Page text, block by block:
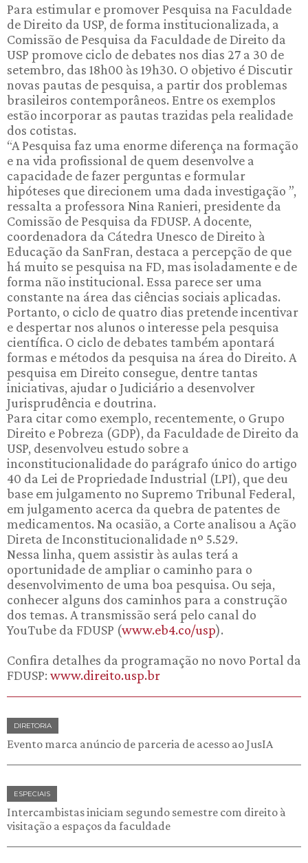
Para estimular e promover Pesquisa na Faculdade
de Direito da USP, de forma institucionalizada, a
Comissão de Pesquisa da Faculdade de Direito da
USP promove ciclo de debates nos dias 27 a 30 de
setembro, das 18h00 às 19h30. O objetivo é Discutir
novas pautas de pesquisa, a partir dos problemas
brasileiros contemporâneos. Entre os exemplos
estão incorporar as pautas trazidas pela realidade
dos cotistas.
“A Pesquisa faz uma enorme diferença na formação
e na vida profissional de quem desenvolve a
capacidade de fazer perguntas e formular
hipóteses que direcionem uma dada investigação ”,
ressalta a professora Nina Ranieri, presidente da
Comissão de Pesquisa da FDUSP. A docente,
coordenadora da Cátedra Unesco de Direito à
Educação da SanFran, destaca a percepção de que
há muito se pesquisa na FD, mas isoladamente e de
forma não institucional. Essa parece ser uma
constante na área das ciências sociais aplicadas.
Portanto, o ciclo de quatro dias pretende incentivar
e despertar nos alunos o interesse pela pesquisa
científica. O ciclo de debates também apontará
formas e métodos da pesquisa na área do Direito. A
pesquisa em Direito consegue, dentre tantas
iniciativas, ajudar o Judiciário a desenvolver
Jurisprudência e doutrina.
Para citar como exemplo, recentemente, o Grupo
Direito e Pobreza (GDP), da Faculdade de Direito da
USP, desenvolveu estudo sobre a
inconstitucionalidade do parágrafo único do artigo
40 da Lei de Propriedade Industrial (LPI), que deu
base em julgamento no Supremo Tribunal Federal,
em julgamento acerca da quebra de patentes de
medicamentos. Na ocasião, a Corte analisou a Ação
Direta de Inconstitucionalidade nº 5.529.
Nessa linha, quem assistir às aulas terá a
oportunidade de ampliar o caminho para o
desenvolvimento de uma boa pesquisa. Ou seja,
conhecer alguns dos caminhos para a construção
dos temas. A transmissão será pelo canal do
YouTube da FDUSP (www.eb4.co/usp).
Confira detalhes da programação no novo Portal da
FDUSP: www.direito.usp.br
DIRETORIA
Evento marca anúncio de parceria de acesso ao JusIA
ESPECIAIS
Intercambistas iniciam segundo semestre com direito à
visitação a espaços da faculdade